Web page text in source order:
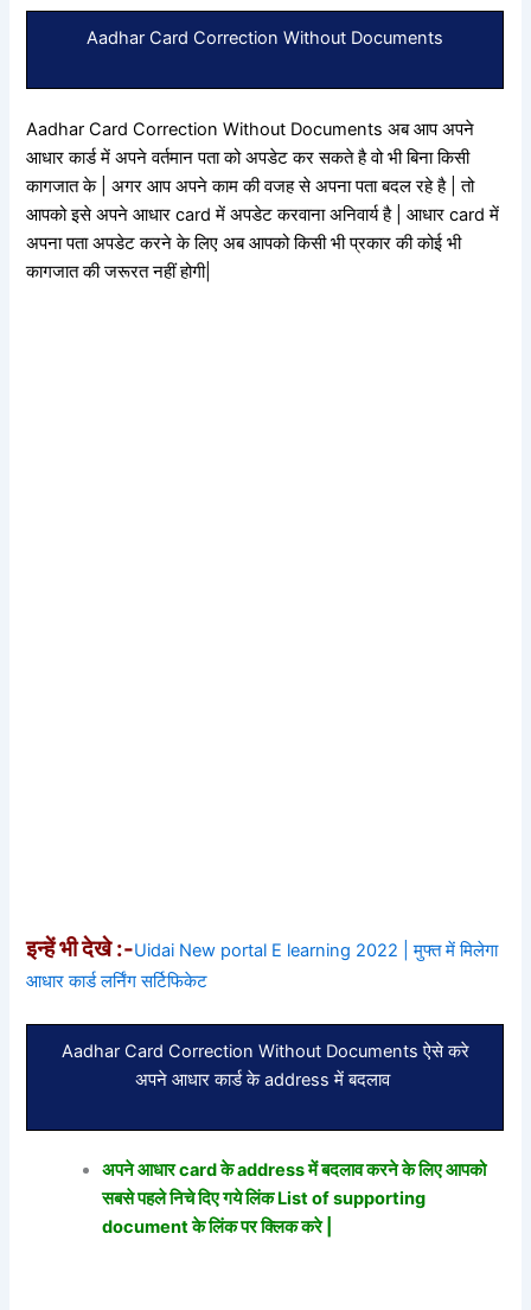
Aadhar Card Correction Without Documents
Aadhar Card Correction Without Documents अब आप अपने
आधार कार्ड में अपने वर्तमान पता को अपडेट कर सकते है वो भी बिना किसी
कागजात के | अगर आप अपने काम की वजह से अपना पता बदल रहे है | तो
आपको इसे अपने आधार card में अपडेट करवाना अनिवार्य है | आधार card में
अपना पता अपडेट करने के लिए अब आपको किसी भी प्रकार की कोई भी
कागजात की जरूरत नहीं होगी|
इन्हें भी देखे :-Uidai New portal E learning 2022 | मुफ्त में मिलेगा
आधार कार्ड लर्निंग सर्टिफिकेट
Aadhar Card Correction Without Documents ऐसे करे
अपने आधार कार्ड के address में बदलाव
अपने आधार card के address में बदलाव करने के लिए आपको
सबसे पहले निचे दिए गये लिंक List of supporting
document के लिंक पर क्लिक करे |